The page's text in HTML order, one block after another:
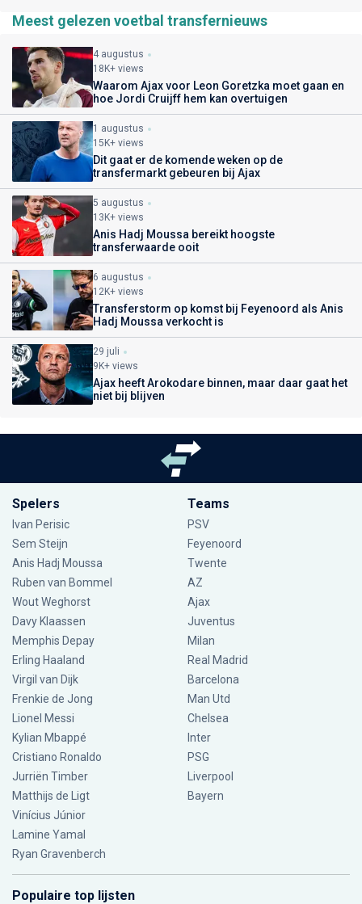
Meest gelezen voetbal transfernieuws
4 augustus
18K+ views
Waarom Ajax voor Leon Goretzka moet gaan en
hoe Jordi Cruijff hem kan overtuigen
1 augustus
15K+ views
Dit gaat er de komende weken op de
transfermarkt gebeuren bij Ajax
5 augustus
13K+ views
Anis Hadj Moussa bereikt hoogste
transferwaarde ooit
6 augustus
12K+ views
Transferstorm op komst bij Feyenoord als Anis
Hadj Moussa verkocht is
29 juli
9K+ views
Ajax heeft Arokodare binnen, maar daar gaat het
niet bij blijven
Spelers
Ivan Perisic
Sem Steijn
Anis Hadj Moussa
Ruben van Bommel
Wout Weghorst
Davy Klaassen
Memphis Depay
Erling Haaland
Virgil van Dijk
Frenkie de Jong
Lionel Messi
Kylian Mbappé
Cristiano Ronaldo
Jurriën Timber
Matthijs de Ligt
Vinícius Júnior
Lamine Yamal
Ryan Gravenberch
Teams
PSV
Feyenoord
Twente
AZ
Ajax
Juventus
Milan
Real Madrid
Barcelona
Man Utd
Chelsea
Inter
PSG
Liverpool
Bayern
Populaire top lijsten